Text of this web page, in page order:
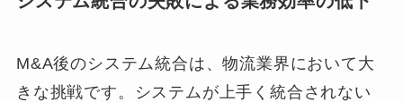
M&A後のシステム統合は、物流業界において大
きな挑戦です。システムが上手く統合されない